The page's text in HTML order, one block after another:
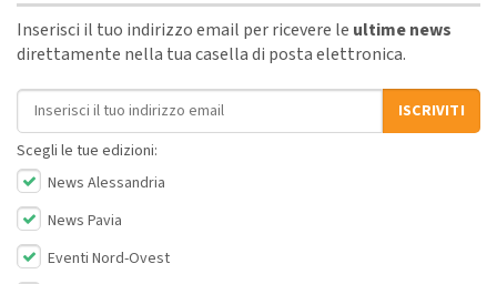
Inserisci il tuo indirizzo email per ricevere le ultime news
direttamente nella tua casella di posta elettronica.
Indirizzo email
ISCRIVITI
Scegli le tue edizioni:
News Alessandria
News Pavia
Eventi Nord-Ovest